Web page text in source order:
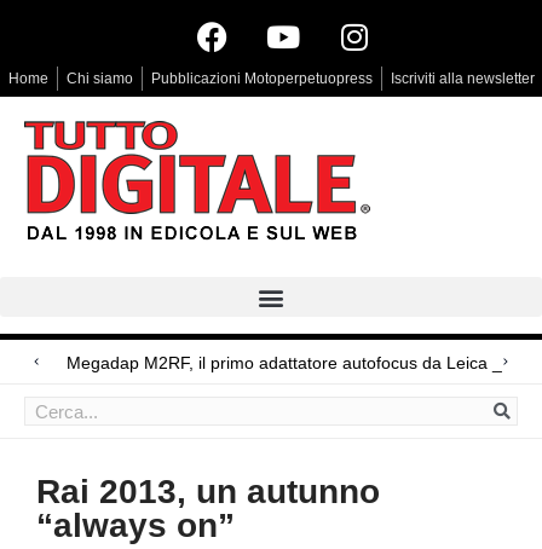
Home Chi siamo Pubblicazioni Motoperpetuopress Iscriviti alla newsletter
Arri Rental, evoluzioni in arrivo
Rai 2013, un autunno
“always on”